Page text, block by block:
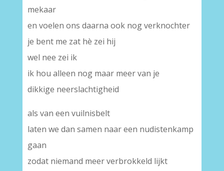
mekaar
en voelen ons daarna ook nog verknochter
je bent me zat hè zei hij
wel nee zei ik
ik hou alleen nog maar meer van je
dikkige neerslachtigheid
als van een vuilnisbelt
laten we dan samen naar een nudistenkamp
gaan
zodat niemand meer verbrokkeld lijkt